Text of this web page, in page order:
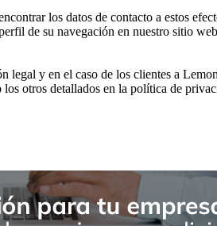
los datos de contacto a estos
de su navegación en nuestro sitio
legal y en el caso de los clientes a
otros detallados en la política de